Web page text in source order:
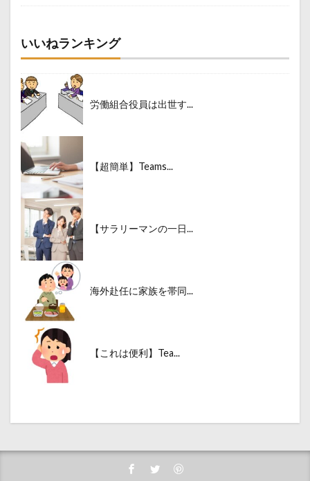
いいねランキング
労働組合役員は出世す...
【超簡単】Teams...
【サラリーマンの一日...
海外赴任に家族を帯同...
【これは便利】Tea...